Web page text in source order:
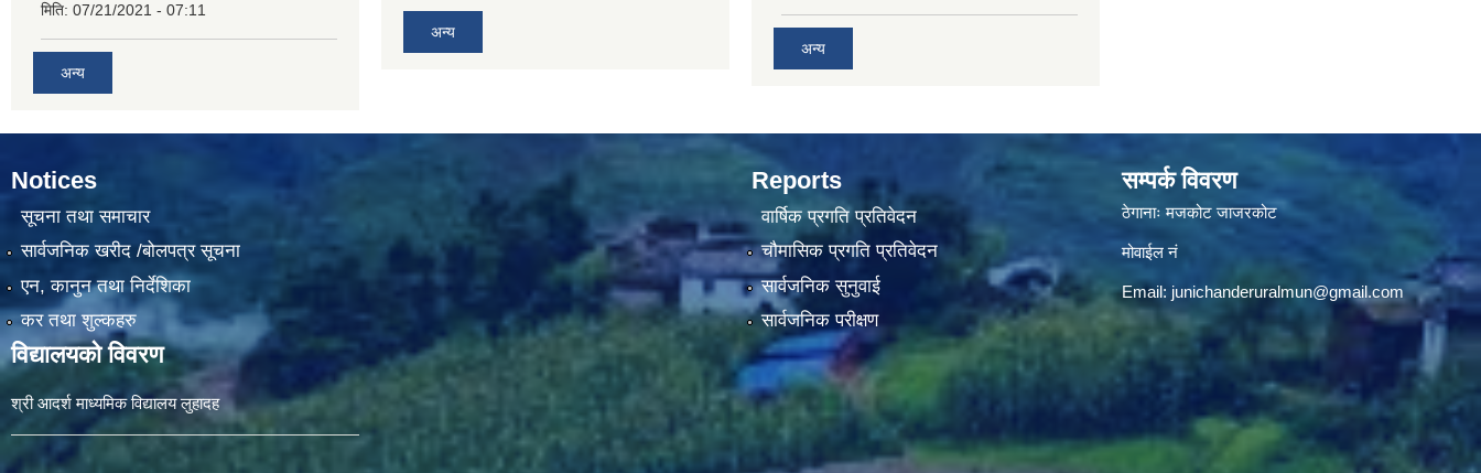
मिति: 07/21/2021 - 07:11
अन्य
अन्य
अन्य
Notices
सूचना तथा समाचार
सार्वजनिक खरीद /बोलपत्र सूचना
एन, कानुन तथा निर्देशिका
कर तथा शुल्कहरु
विद्यालयको विवरण
श्री आदर्श माध्यमिक विद्यालय लुहादह
Reports
वार्षिक प्रगति प्रतिवेदन
चौमासिक प्रगति प्रतिवेदन
सार्वजनिक सुनुवाई
सार्वजनिक परीक्षण
सम्पर्क विवरण
ठेगानाः मजकोट जाजरकोट
मोवाईल नं
Email: junichanderuralmun@gmail.com